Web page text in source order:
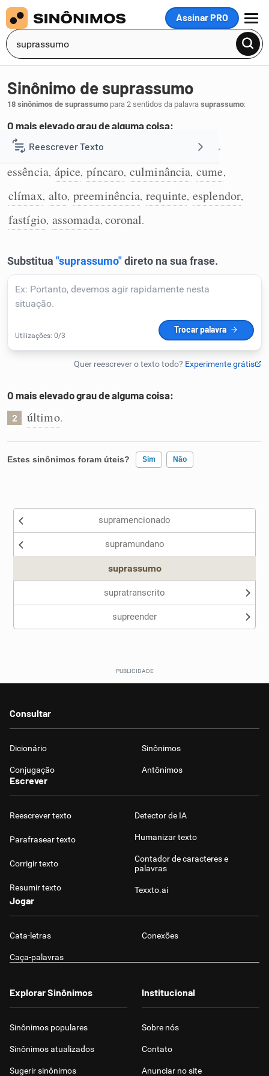
Assinar PRO
MENU
Reescrever Texto
Resumir Texto
Corrigir Texto
Humanizador de IA
Cata-letras
Caça-palavras
Sinônimo de suprassumo
18 sinônimos de suprassumo para 2 sentidos da palavra suprassumo:
O mais elevado grau de alguma coisa:
1 máximo,cúmulo
quinta-
essência, ápice, píncaro, culminância, cume,
clímax, alto, preeminência, requinte, esplendor,
fastígio, assomada, coronal.
O mais elevado grau de alguma coisa:
2 último.
Estes sinônimos foram úteis? Sim Não
Nenhum dos sinônimos apresentados me ajudou
supramencionado
supramundano
suprassumo
supratranscrito
supreender
Consultar
Dicionário Sinônimos
Conjugação Antônimos
Escrever
Reescrever texto
Parafrasear texto
Corrigir texto
Resumir texto
Detector de IA
Humanizar texto
Contador de caracteres e
palavras
Texxto.ai
Jogar
Cata-letras Conexões
Caça-palavras
Explorar Sinônimos
Sinônimos populares
Sinônimos atualizados
Sugerir sinônimos
Institucional
Sobre nós
Contato
Anunciar no site